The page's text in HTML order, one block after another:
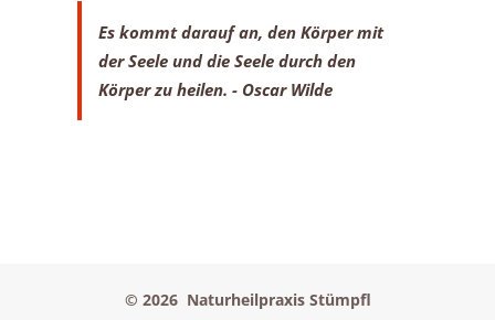
Es kommt darauf an, den Körper mit
der Seele und die Seele durch den
Körper zu heilen. - Oscar Wilde
© 2026 Naturheilpraxis Stümpfl